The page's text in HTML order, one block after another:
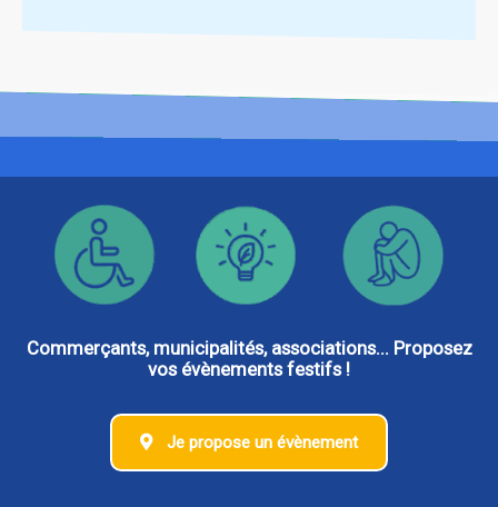
Commerçants, municipalités, associations... Proposez
vos évènements festifs !
Je propose un évènement